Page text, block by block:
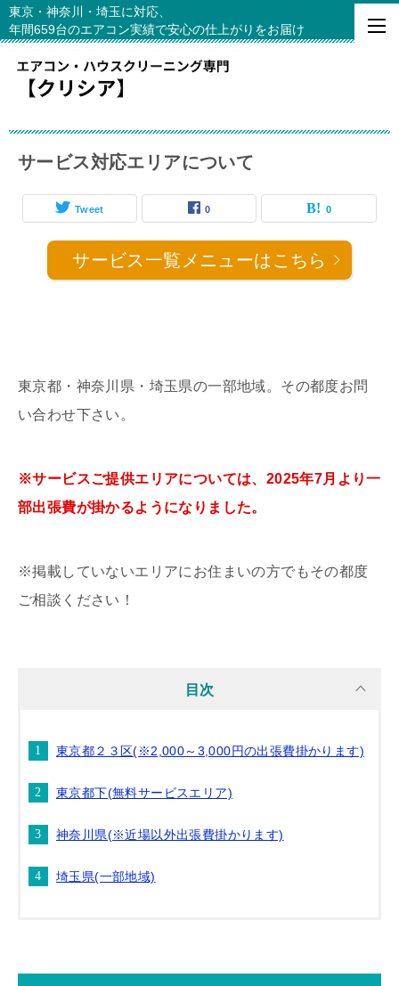
東京・神奈川・埼玉に対応、
年間659台のエアコン実績で安心の仕上がりをお届け
サービス対応エリアについて
Tweet 0 0
サービス一覧メニューはこちら
東京都・神奈川県・埼玉県の一部地域。その都度お問
い合わせ下さい。
※サービスご提供エリアについては、2025年7月より一
部出張費が掛かるようになりました。
※掲載していないエリアにお住まいの方でもその都度
ご相談ください！
目次
東京都２３区(※2,000～3,000円の出張費掛かります)
東京都下(無料サービスエリア)
神奈川県(※近場以外出張費掛かります)
埼玉県(一部地域)